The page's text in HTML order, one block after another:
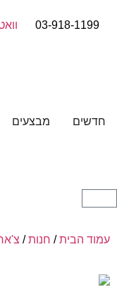
03-918-1199
חדשים מבצעים
עמוד הבית/ חנות/